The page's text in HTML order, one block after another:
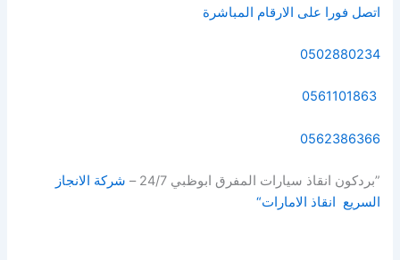
اتصل فورا على الارقام المباشرة
0502880234
0561101863
0562386366
”بردكون انقاذ سيارات المفرق ابوظبي 24/7 –
شركة الانجاز
السريع انقاذ الامارات“